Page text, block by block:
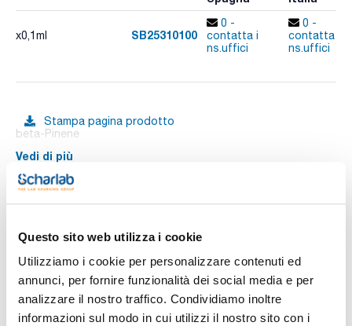
Questo sito web utilizza i cookie
Utilizziamo i cookie per personalizzare contenuti ed
annunci, per fornire funzionalità dei social media e per
analizzare il nostro traffico. Condividiamo inoltre
informazioni sul modo in cui utilizzi il nostro sito con i
x0,1ml SB25310100
0 -
contatta i
ns.uffici
0 -
contatta i
ns.uffici
Stampa pagina prodotto
beta-Pinene
Vedi di più
Documentazione tecnica
TDS / Scheda tecnica
Registrati per i download
COA
Registrati per i download
SDS / Scheda di
Sicurezza